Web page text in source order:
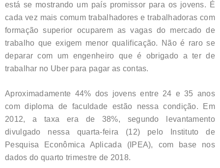
está se mostrando um país promissor para os jovens. É
cada vez mais comum trabalhadores e trabalhadoras com
formação superior ocuparem as vagas do mercado de
trabalho que exigem menor qualificação. Não é raro se
deparar com um engenheiro que é obrigado a ter de
trabalhar no Uber para pagar as contas.
Aproximadamente 44% dos jovens entre 24 e 35 anos
com diploma de faculdade estão nessa condição. Em
2012, a taxa era de 38%, segundo levantamento
divulgado nessa quarta-feira (12) pelo Instituto de
Pesquisa Econômica Aplicada (IPEA), com base nos
dados do quarto trimestre de 2018.